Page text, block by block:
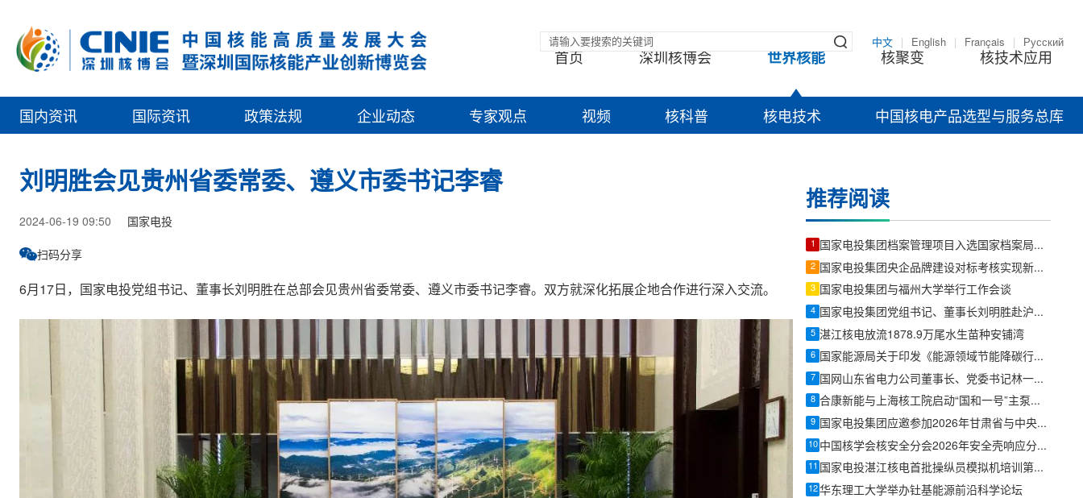
中文 English Français Русский
首页 深圳核博会 世界核能 核聚变 核技术应用
国内资讯 国际资讯 政策法规 企业动态 专家观点 视频 核科普 核电技术 中国核电产品选型与服务总库
刘明胜会见贵州省委常委、遵义市委书记李睿
2024-06-19 09:50 国家电投
扫码分享
6月17日，国家电投党组书记、董事长刘明胜在总部会见贵州省委常委、遵义市委书记李睿。双方就深化拓展企地合作进行深入交流。
推荐阅读
1 国家电投集团档案管理项目入选国家档案局人工智能应用试点
2 国家电投集团央企品牌建设对标考核实现新突破！
3 国家电投集团与福州大学举行工作会谈
4 国家电投集团党组书记、董事长刘明胜赴沪调研核能研发、CCUS创新示范项目工作
5 湛江核电放流1878.9万尾水生苗种安铺湾
6 国家能源局关于印发《能源领域节能降碳行动计划（2026—2028年）》的通知：推动核电纳入绿电绿证体系
7 国网山东省电力公司董事长、党委书记林一凡走访调研国核示范
8 合康新能与上海核工院启动“国和一号”主泵高压变频器国产化研发
9 国家电投集团应邀参加2026年甘肃省与中央企业融合发展恳谈会
10 中国核学会核安全分会2026年安全壳响应分析关键问题技术交流会成功召开
11 国家电投湛江核电首批操纵员模拟机培训第一阶段顺利结束
12 华东理工大学举办钍基能源前沿科学论坛